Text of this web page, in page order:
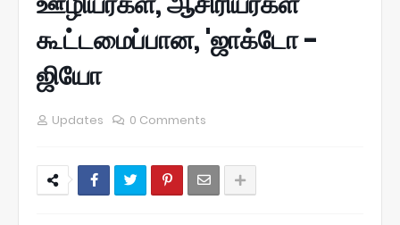
கூட்டமைப்பான, 'ஜாக்டோ -
ஜியோ
Updates 0 Comments